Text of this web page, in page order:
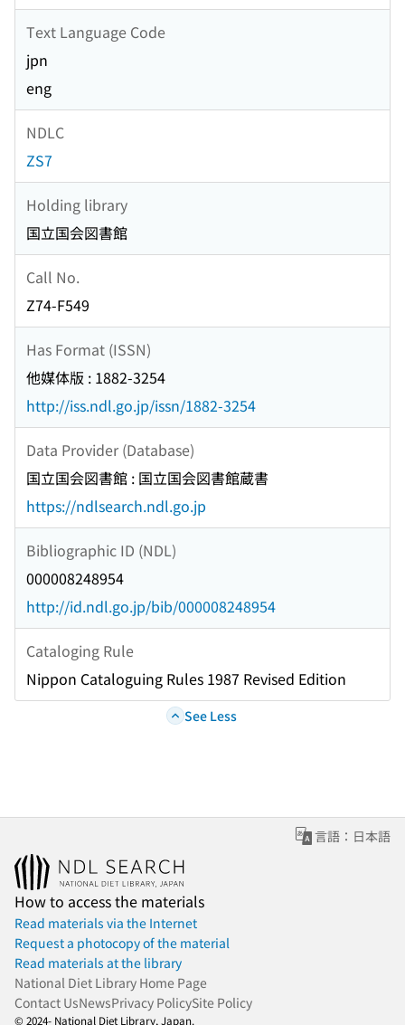
Text Language Code
jpn
eng
NDLC
ZS7
Holding library
国立国会図書館
Call No.
Z74-F549
Has Format (ISSN)
他媒体版 : 1882-3254
http://iss.ndl.go.jp/issn/1882-3254
Data Provider (Database)
国立国会図書館 : 国立国会図書館蔵書
https://ndlsearch.ndl.go.jp
Bibliographic ID (NDL)
000008248954
http://id.ndl.go.jp/bib/000008248954
Cataloging Rule
Nippon Cataloguing Rules 1987 Revised Edition
See Less
言語：日本語
How to access the materials
Read materials via the Internet
Request a photocopy of the material
Read materials at the library
National Diet Library Home Page
Contact UsNewsPrivacy PolicySite Policy
© 2024- National Diet Library, Japan.